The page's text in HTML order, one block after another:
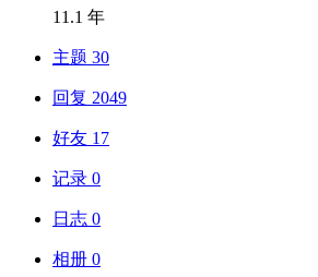
11.1 年
主题 30
回复 2049
好友 17
记录 0
日志 0
相册 0